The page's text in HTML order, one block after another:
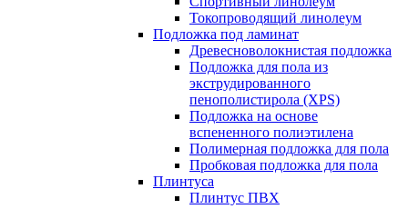
Токопроводящий линолеум
Подложка под ламинат
Древесноволокнистая подложка
Подложка для пола из
экструдированного
пенополистирола (XPS)
Подложка на основе
вспененного полиэтилена
Полимерная подложка для пола
Пробковая подложка для пола
Плинтуса
Плинтус ПВХ